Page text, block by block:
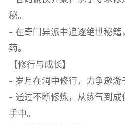
秘。
- 在奇门异派中追逐绝世秘籍
药。
【修行与成长】
- 岁月在洞中修行，力争遨游
- 通过不断修炼，从练气到成
手中。